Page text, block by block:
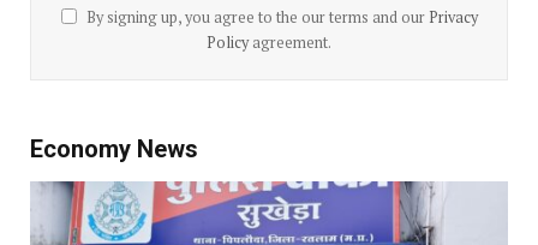
By signing up, you agree to the our terms and our Privacy
Policyagreement.
Economy News